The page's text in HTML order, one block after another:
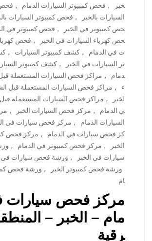
خبر
, فحص كمبيوتر السيارات الدمام , فحص
السيارات بالخبر
, فحص كمبيوتر السيارات
حص كمبيوتر في الخبر
, فحص كمبيوتر في
حص كهرباء السيارات في الخبر
, فحص
ت في الدمام
, كشف كمبيوتر السيارات ,
تر السيارات في الخبر
, كشف كمبيوتر
دمام
, مراكز فحص السيارات المستعملة
ء
, مراكز فحص السيارات المستعملة قبل
لخبر
, مراكز فحص السيارات المستعملة
ي الدمام
, مركز فحص السيارات الخبر ,
السيارات الدمام
, مركز فحص سيارات في
كز فحص سيارات في الدمام
, مركز فحص
الخبر
, مركز فحص كمبيوتر في الدمام ,
سيارات في الخبر
, ورشة فحص سيارات في
ورشة فحص كمبيوتر الخبر
, ورشة فحص
ام
مركز فحص سيارات
مام – الخبر –
رقية